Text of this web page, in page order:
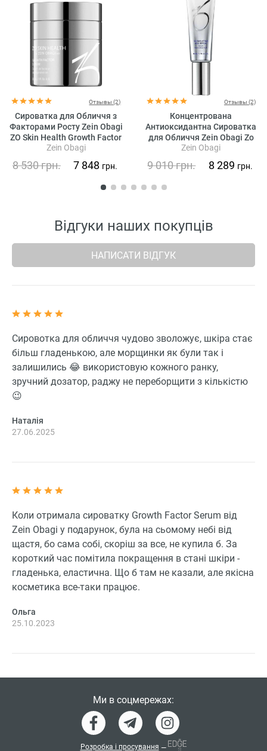
Отзывы (2)
Сироватка для Обличчя з
Факторами Росту Zein Obagi
ZO Skin Health Growth Factor
Serum
Zein Obagi
8 530грн. 7 848 грн.
Отзывы (2)
Концентрована
Антиоксидантна Сироватка
для Обличчя Zein Obagi Zo
Skin Health Illuminating Aox
Zein Obagi
9 010грн. 8 289 грн.
Відгуки наших покупців
НАПИСАТИ ВІДГУК
Сировотка для обличчя чудово зволожує, шкіра стає
більш гладенькою, але морщинки як були так і
залишились 😂 використовую кожного ранку,
зручний дозатор, раджу не переборщити з кількістю
😉
Наталія
27.06.2025
Коли отримала сироватку Growth Factor Serum від
Zein Obagi у подарунок, була на сьомому небі від
щастя, бо сама собі, скоріш за все, не купила б. За
короткий час помітила покращення в стані шкіри -
гладенька, еластична. Що б там не казали, але якісна
косметика все-таки працює.
Ольга
25.10.2023
Ми в соцмережах:
Розробка і просування —